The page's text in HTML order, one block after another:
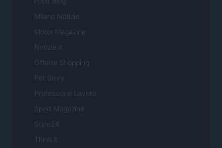
Milano Notizie
Motor Magazine
Notizie.it
Offerte Shopping
Pet Story
Professione Lavoro
Sport Magazine
Style24
Think.it